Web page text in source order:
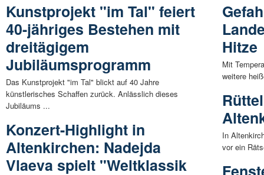
Kunstprojekt "im Tal" feiert
40-jähriges Bestehen mit
dreitägigem
Jubiläumsprogramm
Das Kunstprojekt "im Tal" blickt auf 40 Jahre
künstlerisches Schaffen zurück. Anlässlich dieses
Jubiläums ...
Konzert-Highlight in
Altenkirchen: Nadejda
Vlaeva spielt "Weltklassik
Hitze
Mit
weitere
In
vor ein